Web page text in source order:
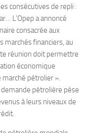
consécutives de repli :
L’Opep a annoncé
consacrée aux
marchés financiers, au
réunion doit permettre
économique
marché pétrolier ».
demande pétrolière pèse
à leurs niveaux de